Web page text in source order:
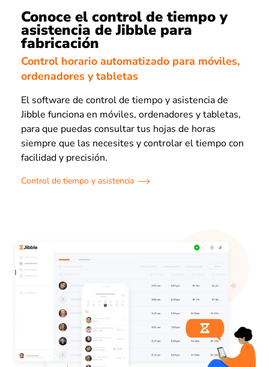
Conoce el control de tiempo y
asistencia de Jibble para
fabricación
Control horario automatizado para móviles,
ordenadores y tabletas
El software de control de tiempo y asistencia de
Jibble funciona en móviles, ordenadores y tabletas,
para que puedas consultar tus hojas de horas
siempre que las necesites y controlar el tiempo con
facilidad y precisión.
Control de tiempo y asistencia